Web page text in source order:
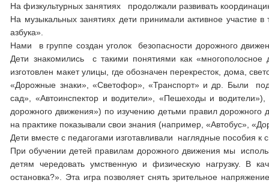
На физкультурных занятиях продолжали развивать
На музыкальных занятиях дети принимали активное участие
азбука».
Нами в группе создан уголок безопасности дорожного
Дети знакомились с такими понятиями как «многополосное
изготовлен макет улицы, где обозначен перекресток, дома,
«Дорожные знаки», «Светофор», «Транспорт» и др. Были
сад», «Автоинспектор и водители», «Пешеходы и
дорожного движения») по изучению детьми правил
на практике показывали свои знания (например, «Автобус»,
Дети вместе с педагогами изготавливали наглядные пособия
При обучении детей правилам дорожного движения мы
детям чередовать умственную и физическую нагрузку. В
остановка?». Эта игра позволяет снять зрительное